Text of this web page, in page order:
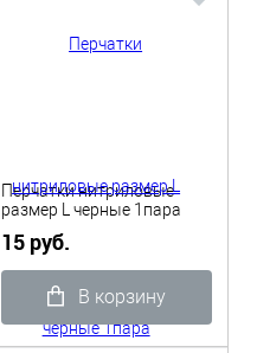
Перчатки нитриловые
размер L черные 1пара
15 руб.
В корзину